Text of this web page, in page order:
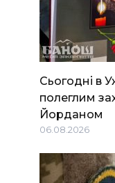
Сьогодні в
полеглим
Йорданом
06.08.2026